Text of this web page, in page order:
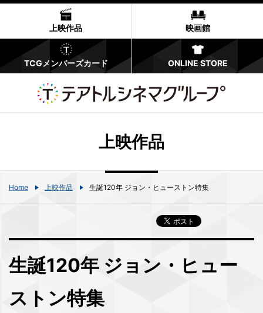
上映作品 映画館
TCGメンバーズカード ONLINE STORE
上映作品
Home 上映作品 生誕120年 ジョン・ヒューストン特集
生誕120年 ジョン・ヒュー
ストン特集